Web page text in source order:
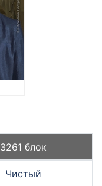
3261 блок
Чистый